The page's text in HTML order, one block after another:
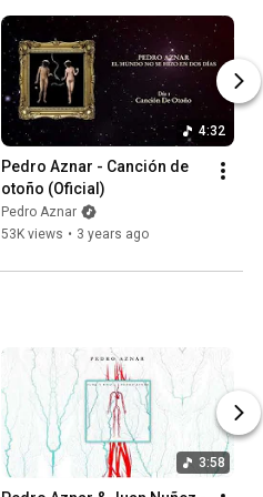
4:32
Pedro Aznar - Canción de
otoño (Oficial)
Pedro Aznar
53K views • 3 years ago
3:58